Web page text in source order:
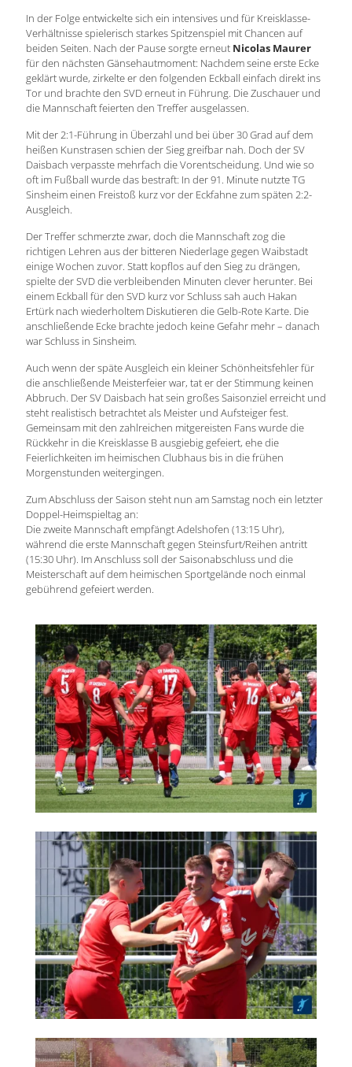
In der Folge entwickelte sich ein intensives und für Kreisklasse-
Verhältnisse spielerisch starkes Spitzenspiel mit Chancen auf
beiden Seiten. Nach der Pause sorgte erneut Nicolas Maurer
für den nächsten Gänsehautmoment: Nachdem seine erste Ecke
geklärt wurde, zirkelte er den folgenden Eckball einfach direkt ins
Tor und brachte den SVD erneut in Führung. Die Zuschauer und
die Mannschaft feierten den Treffer ausgelassen.
Mit der 2:1-Führung in Überzahl und bei über 30 Grad auf dem
heißen Kunstrasen schien der Sieg greifbar nah. Doch der SV
Daisbach verpasste mehrfach die Vorentscheidung. Und wie so
oft im Fußball wurde das bestraft: In der 91. Minute nutzte TG
Sinsheim einen Freistoß kurz vor der Eckfahne zum späten 2:2-
Ausgleich.
Der Treffer schmerzte zwar, doch die Mannschaft zog die
richtigen Lehren aus der bitteren Niederlage gegen Waibstadt
einige Wochen zuvor. Statt kopflos auf den Sieg zu drängen,
spielte der SVD die verbleibenden Minuten clever herunter. Bei
einem Eckball für den SVD kurz vor Schluss sah auch Hakan
Ertürk nach wiederholtem Diskutieren die Gelb-Rote Karte. Die
anschließende Ecke brachte jedoch keine Gefahr mehr – danach
war Schluss in Sinsheim.
Auch wenn der späte Ausgleich ein kleiner Schönheitsfehler für
die anschließende Meisterfeier war, tat er der Stimmung keinen
Abbruch. Der SV Daisbach hat sein großes Saisonziel erreicht und
steht realistisch betrachtet als Meister und Aufsteiger fest.
Gemeinsam mit den zahlreichen mitgereisten Fans wurde die
Rückkehr in die Kreisklasse B ausgiebig gefeiert, ehe die
Feierlichkeiten im heimischen Clubhaus bis in die frühen
Morgenstunden weitergingen.
Zum Abschluss der Saison steht nun am Samstag noch ein letzter
Doppel-Heimspieltag an:
Die zweite Mannschaft empfängt Adelshofen (13:15 Uhr),
während die erste Mannschaft gegen Steinsfurt/Reihen antritt
(15:30 Uhr). Im Anschluss soll der Saisonabschluss und die
Meisterschaft auf dem heimischen Sportgelände noch einmal
gebührend gefeiert werden.